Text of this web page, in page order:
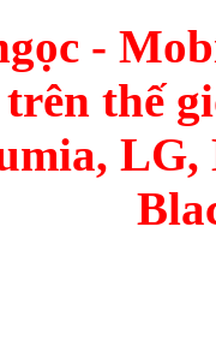
-
thế
LG,